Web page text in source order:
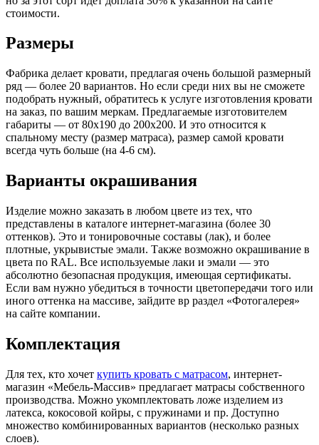
стоимости.
Размеры
Фабрика делает кровати, предлагая очень большой размерный
ряд — более 20 вариантов. Но если среди них вы не сможете
подобрать нужный, обратитесь к услуге изготовления кровати
на заказ, по вашим меркам. Предлагаемые изготовителем
габариты — от 80х190 до 200х200. И это относится к
спальному месту (размер матраса), размер самой кровати
всегда чуть больше (на 4-6 см).
Варианты окрашивания
Изделие можно заказать в любом цвете из тех, что
представлены в каталоге интернет-магазина (более 30
оттенков). Это и тонировочные составы (лак), и более
плотные, укрывистые эмали. Также возможно окрашивание в
цвета по RAL. Все используемые лаки и эмали — это
абсолютно безопасная продукция, имеющая сертификаты.
Если вам нужно убедиться в точности цветопередачи того или
иного оттенка на массиве, зайдите вр раздел «Фотогалерея»
на сайте компании.
Комплектация
Для тех, кто хочет купить кровать с матрасом, интернет-
магазин «Мебель-Массив» предлагает матрасы собственного
производства. Можно укомплектовать ложе изделием из
латекса, кокосовой койры, с пружинами и пр. Доступно
множество комбинированных вариантов (несколько разных
слоев).